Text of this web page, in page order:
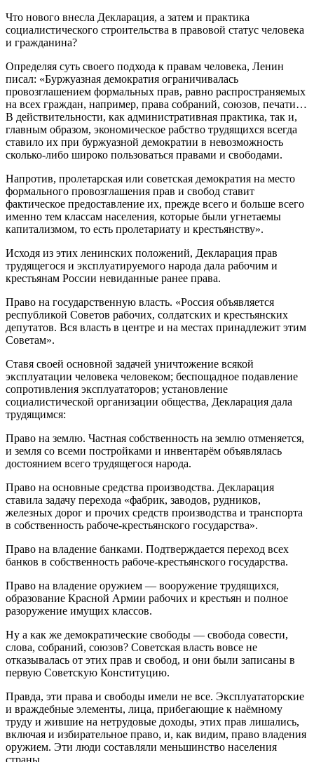
Что нового внесла Декларация, а затем и практика
социалистического строительства в правовой статус человека
и гражданина?
Определяя суть своего подхода к правам человека, Ленин
писал: «Буржуазная демократия ограничивалась
провозглашением формальных прав, равно распространяемых
на всех граждан, например, права собраний, союзов, печати…
В действительности, как административная практика, так и,
главным образом, экономическое рабство трудящихся всегда
ставило их при буржуазной демократии в невозможность
сколько-либо широко пользоваться правами и свободами.
Напротив, пролетарская или советская демократия на место
формального провозглашения прав и свобод ставит
фактическое предоставление их, прежде всего и больше всего
именно тем классам населения, которые были угнетаемы
капитализмом, то есть пролетариату и крестьянству».
Исходя из этих ленинских положений, Декларация прав
трудящегося и эксплуатируемого народа дала рабочим и
крестьянам России невиданные ранее права.
Право на государственную власть. «Россия объявляется
республикой Советов рабочих, солдатских и крестьянских
депутатов. Вся власть в центре и на местах принадлежит этим
Советам».
Ставя своей основной задачей уничтожение всякой
эксплуатации человека человеком; беспощадное подавление
сопротивления эксплуататоров; установление
социалистической организации общества, Декларация дала
трудящимся:
Право на землю. Частная собственность на землю отменяется,
и земля со всеми постройками и инвентарём объявлялась
достоянием всего трудящегося народа.
Право на основные средства производства. Декларация
ставила задачу перехода «фабрик, заводов, рудников,
железных дорог и прочих средств производства и транспорта
в собственность рабоче-крестьянского государства».
Право на владение банками. Подтверждается переход всех
банков в собственность рабоче-крестьянского государства.
Право на владение оружием — вооружение трудящихся,
образование Красной Армии рабочих и крестьян и полное
разоружение имущих классов.
Ну а как же демократические свободы — свобода совести,
слова, собраний, союзов? Советская власть вовсе не
отказывалась от этих прав и свобод, и они были записаны в
первую Советскую Конституцию.
Правда, эти права и свободы имели не все. Эксплуататорские
и враждебные элементы, лица, прибегающие к наёмному
труду и жившие на нетрудовые доходы, этих прав лишались,
включая и избирательное право, и, как видим, право владения
оружием. Эти люди составляли меньшинство населения
страны.